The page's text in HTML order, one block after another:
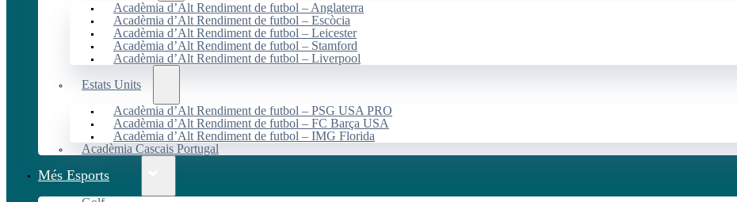
Acadèmia d’Alt Rendiment de futbol – Anglaterra
Acadèmia d’Alt Rendiment de futbol – Escòcia
Acadèmia d’Alt Rendiment de futbol – Leicester
Acadèmia d’Alt Rendiment de futbol – Stamford
Acadèmia d’Alt Rendiment de futbol – Liverpool
Estats Units
Acadèmia d’Alt Rendiment de futbol – PSG USA PRO
Acadèmia d’Alt Rendiment de futbol – FC Barça USA
Acadèmia d’Alt Rendiment de futbol – IMG Florida
Acadèmia Cascais Portugal
Més Esports